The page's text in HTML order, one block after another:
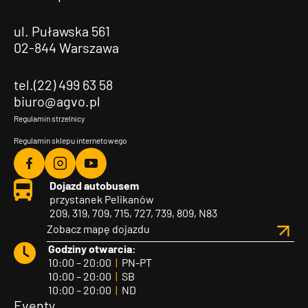
ul. Puławska 561
02-844 Warszawa
tel.(22) 499 63 58
biuro@agvo.pl
Regulamin strzelnicy
Regulamin sklepu internetowego
Agvo
Facebook
Agvo
Instagram
Agvo
YouTube
Dojazd autobusem
przystanek Pelikanów
209, 319, 709, 715, 727, 739, 809, N83
Zobacz mapę dojazdu
Godziny otwarcia:
10:00 – 20:00 | PN-PT
10:00 – 20:00 | SB
10:00 – 20:00 | ND